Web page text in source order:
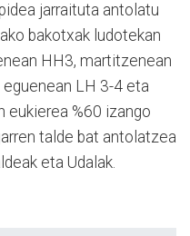
jarraituta antolatu
bakotxak ludotekan
HH3, martitzenean
LH 3-4 eta
eukierea %60 izango
talde bat antolatzea
eta Udalak.